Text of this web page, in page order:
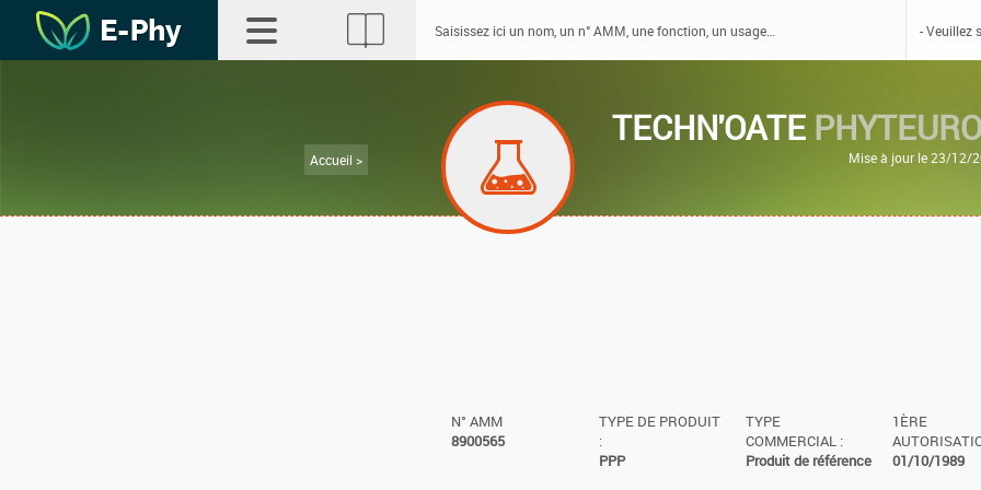
Accueil >
TECHN'OATE
Mise à jour le 23/12/
N° AMM
8900565
TYPE DE PRODUIT
:
PPP
TYPE
COMMERCIAL :
Produit de référence
1ÈRE
01/10/1989